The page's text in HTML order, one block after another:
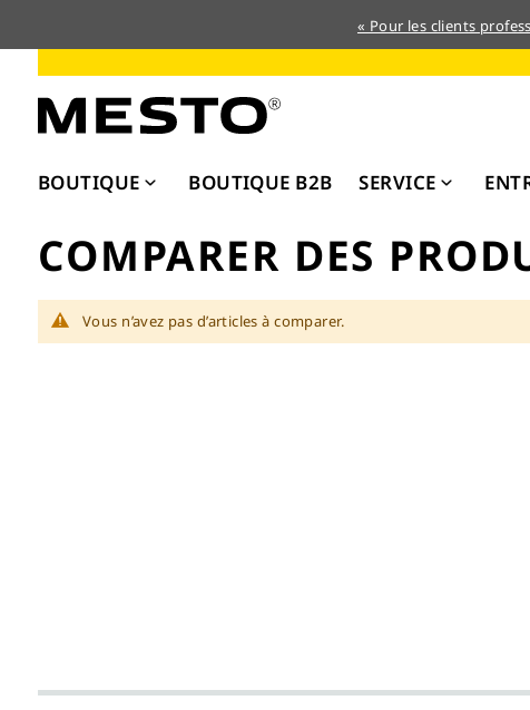
« Pour les clients
contenu
BOUTIQUE BOUTIQUE B2B SERVICE
COMPARER DES
Vous n’avez pas d’articles à comparer.